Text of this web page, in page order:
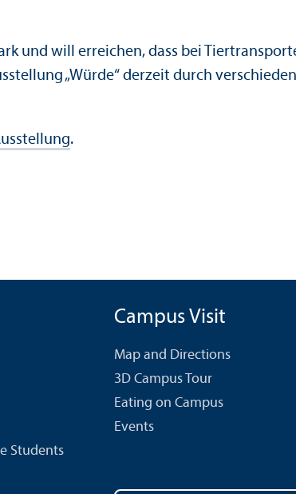
und will erreichen, dass bei
„Würde“ derzeit durch
.
Students
Campus Visit
Map and Directions
3D Campus Tour
Eating on Campus
Events